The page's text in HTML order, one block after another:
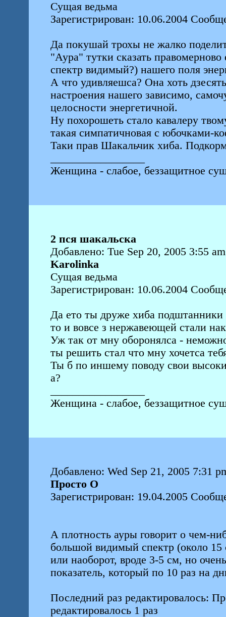
Сущая ведьма
Зарегистрирован: 10.06.2004
Да покушай трохы не жалко
"Аура" тутки сказать
спектр видимый?) нашего поля
А что удивляешса? Она хоть
настроения нашего зависимо,
целосности энергетичной.
Ну похорошеть стало кавалеру
такая симпатичновая с юбочками-
Таки прав Шакальчик хиба.
Женщина - слабое, беззащитное
2 пся шакальска
Добавлено: Tue Sep 20, 2005 3:55 am
Karolinka
Сущая ведьма
Зарегистрирован: 10.06.2004
Да ето ты друже хиба
то и вовсе з нержавеющей стали
Уж так от мну оборонялса -
ты решить стал что мну хочетса
Ты б по иншему поводу свои
а?
Женщина - слабое, беззащитное
Добавлено: Wed Sep 21, 2005 7:31
Просто О
Зарегистрирован: 19.04.2005
А плотность ауры говорит о чем-
большой видимый спектр (около
или наоборот, вроде 3-5 см, но
показатель, который по 10 раз на
Последний раз редактировалось:
редактировалось 1 раз